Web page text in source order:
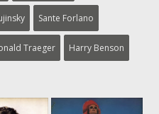
Sante Forlano
Traeger Harry Benson